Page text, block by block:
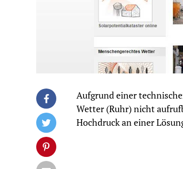
Aufgrund einer
Wetter (Ruhr) nicht
Hochdruck an einer